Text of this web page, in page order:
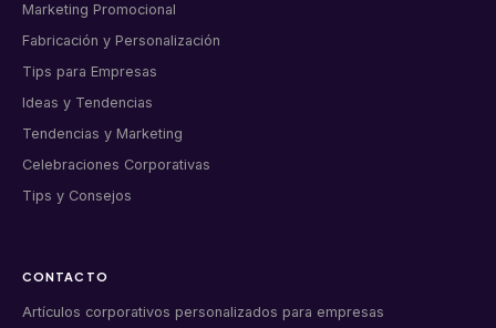
Marketing Promocional
Fabricación y Personalización
Tips para Empresas
Ideas y Tendencias
Tendencias y Marketing
Celebraciones Corporativas
Tips y Consejos
CONTACTO
Artículos corporativos personalizados para empresas